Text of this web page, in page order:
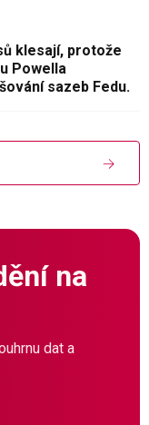
klesají, protože
Powella
sazeb Fedu.
na
dat a